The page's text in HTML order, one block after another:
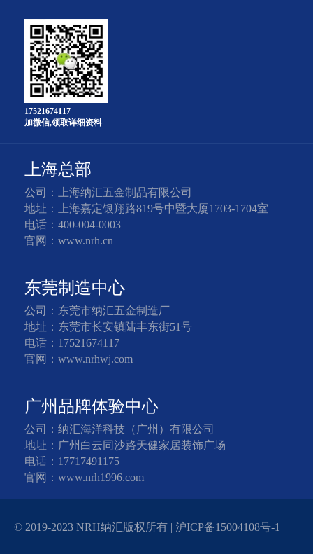
17521674117
加微信,领取详细资料
上海总部
公司：上海纳汇五金制品有限公司
地址：上海嘉定银翔路819号中暨大厦1703-1704室
电话：400-004-0003
官网：www.nrh.cn
东莞制造中心
公司：东莞市纳汇五金制造厂
地址：东莞市长安镇陆丰东街51号
电话：17521674117
官网：www.nrhwj.com
广州品牌体验中心
公司：纳汇海洋科技（广州）有限公司
地址：广州白云同沙路天健家居装饰广场
电话：17717491175
官网：www.nrh1996.com
© 2019-2023 NRH纳汇版权所有 | 沪ICP备15004108号-1